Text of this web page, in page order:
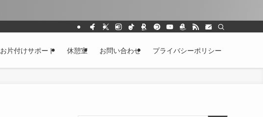
お片付けサポート 休憩室 お問い合わせ プライバシーポリシー